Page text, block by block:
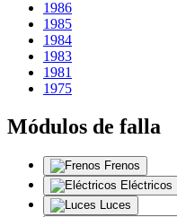
1986
1985
1984
1983
1981
1975
Módulos de falla
Frenos
Eléctricos
Luces